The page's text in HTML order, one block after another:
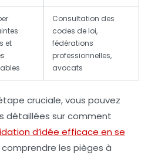
et
Consultation des
codes de loi,
fédérations
professionnelles,
avocats
cruciale, vous pouvez
détaillées sur comment
d’idée efficace en se
les pièges à